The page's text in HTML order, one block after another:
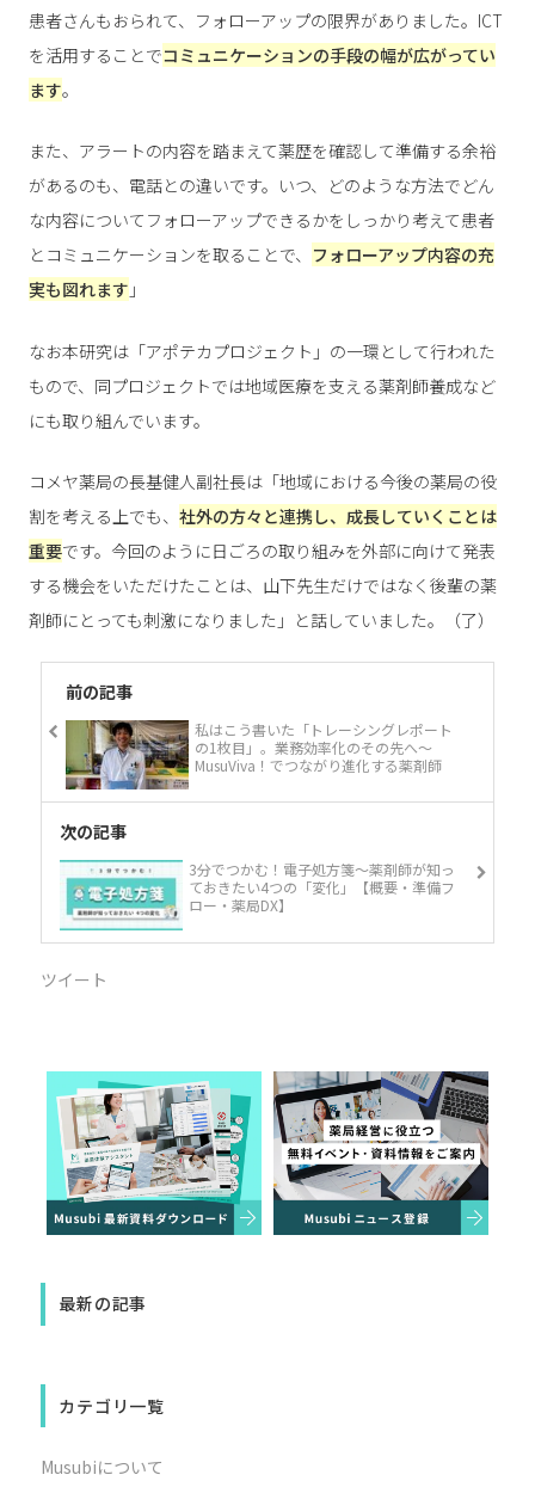
患者さんもおられて、フォローアップの限界がありました。ICT
を活用することでコミュニケーションの手段の幅が広がってい
ます。
また、アラートの内容を踏まえて薬歴を確認して準備する余裕
があるのも、電話との違いです。いつ、どのような方法でどん
な内容についてフォローアップできるかをしっかり考えて患者
とコミュニケーションを取ることで、 フォローアップ内容の充
実も図れます 」
なお本研究は「アポテカプロジェクト」の一環として行われた
もので、同プロジェクトでは地域医療を支える薬剤師養成など
にも取り組んでいます。
コメヤ薬局の長基健人副社長は「地域における今後の薬局の役
割を考える上でも、 社外の方々と連携し、成長していくことは
重要です。今回のように日ごろの取り組みを外部に向けて発表
する機会をいただけたことは、山下先生だけではなく後輩の薬
剤師にとっても刺激になりました」と話していました。（了）
前の記事
私はこう書いた「トレーシングレポート
の1枚目」。業務効率化のその先へ～
MusuViva！でつながり進化する薬剤師
次の記事
3分でつかむ！電子処方箋～薬剤師が知っ
ておきたい4つの「変化」【概要・準備フ
ロー・薬局DX】
ツイート
最新の記事
カテゴリ一覧
Musubiについて